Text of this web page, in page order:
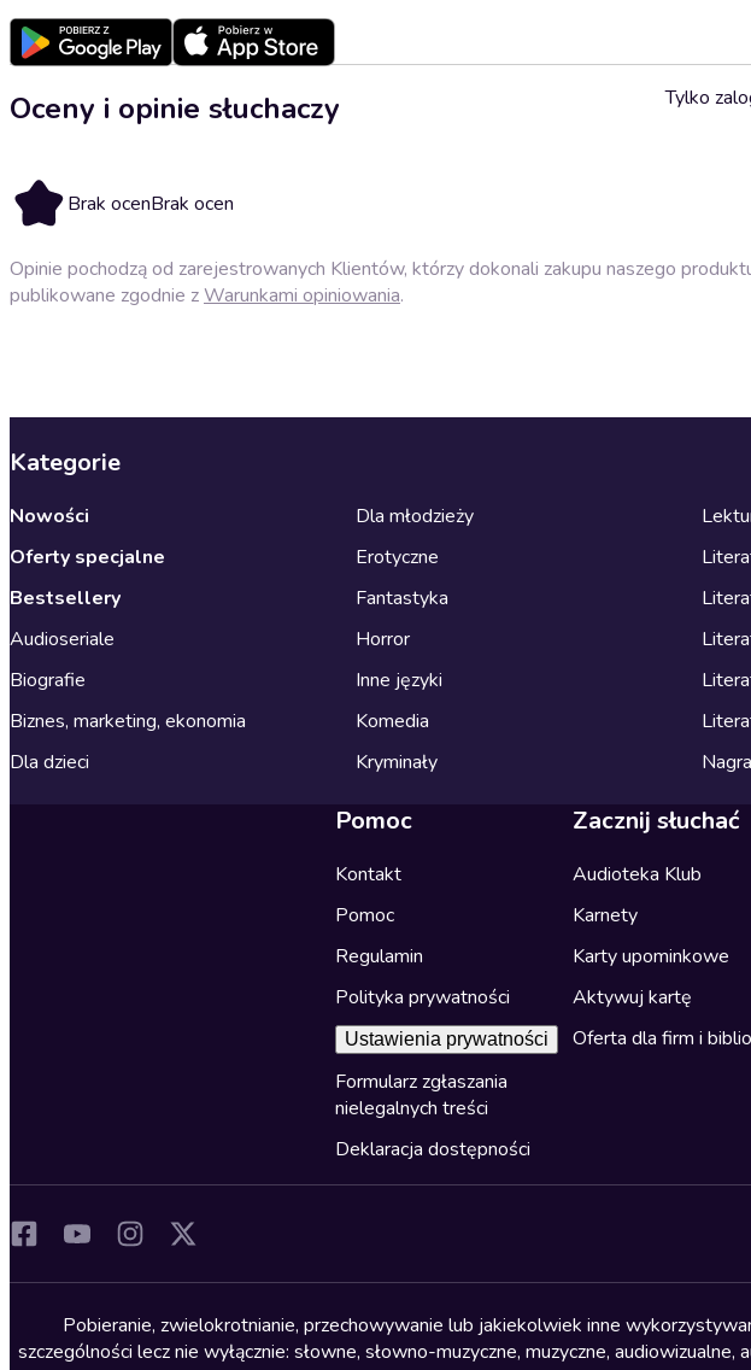
Oceny i opinie słuchaczy
Brak ocenBrak ocen
Tylko
Opinie pochodzą od zarejestrowanych Klientów, którzy dokonali zakupu naszego
publikowane zgodnie zWarunkami opiniowania.
Kategorie
Nowości
Oferty specjalne
Bestsellery
Audioseriale
Biografie
Biznes, marketing, ekonomia
Dla dzieci
Dla młodzieży
Erotyczne
Fantastyka
Horror
Inne języki
Komedia
Kryminały
Pomoc
Kontakt
Pomoc
Regulamin
Polityka prywatności
Ustawienia prywatności
Formularz zgłaszania
nielegalnych treści
Deklaracja dostępności
Zacznij słuchać
Audioteka Klub
Karnety
Karty upominkowe
Aktywuj kartę
Oferta dla firm i
Pobieranie, zwielokrotnianie, przechowywanie lub jakiekolwiek inne
szczególności lecz nie wyłącznie: słowne, słowno-muzyczne, muzyczne,